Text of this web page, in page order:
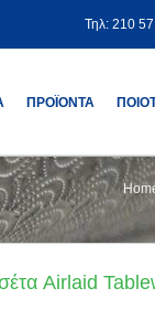
Τηλ: 210
ΠΡΟΪΟΝΤΑ
Airlaid